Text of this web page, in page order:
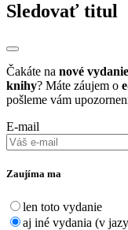
Sledovať titul
Čakáte na nové
knihy? Máte záujem o
pošleme vám
E-mail
Zaujíma ma
len toto vydanie
aj iné vydania (v